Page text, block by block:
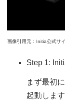
画像引用元：Initia公式サ
Step 1:
まず最初
起動します